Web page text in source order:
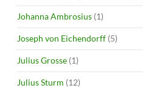
Johanna Ambrosius (1)
Joseph von Eichendorff (5)
Julius Grosse (1)
Julius Sturm (12)